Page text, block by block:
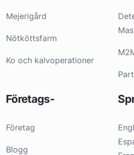
Mejerigård
Nötköttsfarm
Ko och kalvoperationer
Företags-
Företag
Blogg